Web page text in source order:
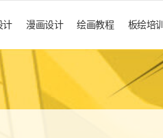
计 漫画设计 绘画教程 板绘培训